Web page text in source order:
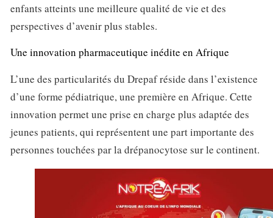
enfants atteints une meilleure qualité de vie et des
perspectives d’avenir plus stables.
Une innovation pharmaceutique inédite en Afrique
L’une des particularités du Drepaf réside dans l’existence
d’une forme pédiatrique, une première en Afrique. Cette
innovation permet une prise en charge plus adaptée des
jeunes patients, qui représentent une part importante des
personnes touchées par la drépanocytose sur le continent.